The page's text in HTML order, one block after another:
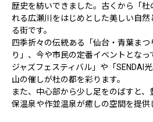
歴史を紡いできました。古くから「
れる広瀬川をはじめとした美しい自
る街です。
四季折々の伝統ある「仙台・青葉ま
り」、今や市民の定番イベントとな
ジャズフェスティバル」や「SENDAI
山の催しが杜の都を彩ります。
また、中心部から少し足をのばすと
保温泉や作並温泉が癒しの空間を提供